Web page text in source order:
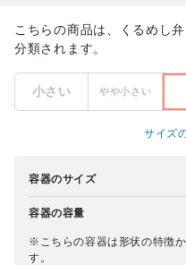
こちらの商品は、くるめし
分類されます。
小さい やや小さい
サイズ
容器のサイズ
容器の容量
※こちらの容器は形状の特徴
す。